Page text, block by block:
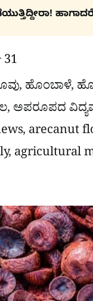
31
ಹೊಂಬಾಳೆ,
ಅಪರೂಪದ
arecanut
agricultural